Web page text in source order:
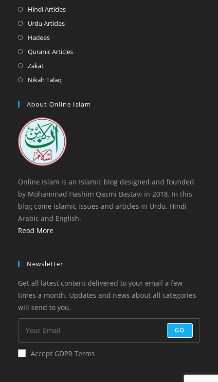
tab
in
tab
Hindi ArticlesOpens
tab
Urdu ArticlesOpens
HadeesOpens
in
tab
Quranic ArticlesOpens
ZakatOpens
in
new
Nikah Talaq
a
tab
About Online Islam
Online Islam is an Islamic blog designed and founded
by Mohammad Hashim Qasmi Bastavi in 2018. In this
blog come islamic issues and articles in Urdu, Hindi
Arabic and English.
Read More
Newsletter
Get all latest content delivered to your email a few
times a month. Updates and news about all categories
will send to you.
GO
Accept GDPR Terms